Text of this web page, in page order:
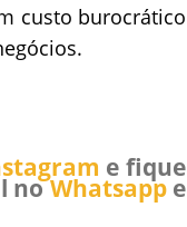
custo burocrático
e fique
noWhatsappe